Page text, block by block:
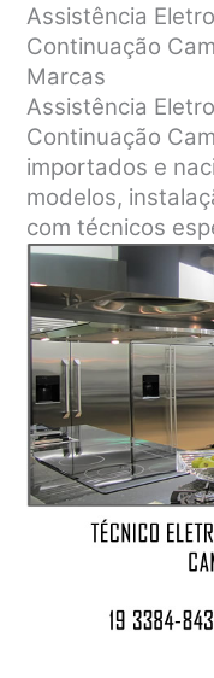
Assistência
Continuação
Marcas
Assistência
Continuação
importados e
modelos,
com técnicos